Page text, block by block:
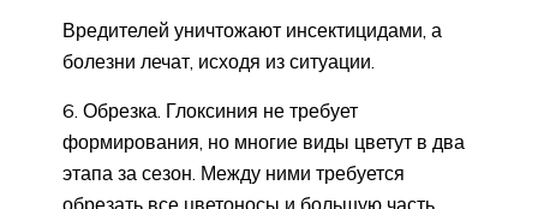
Вредителей уничтожают инсектицидами, а
болезни лечат, исходя из ситуации.
Обрезка. Глоксиния не требует
формирования, но многие виды цветут в два
этапа за сезон. Между ними требуется